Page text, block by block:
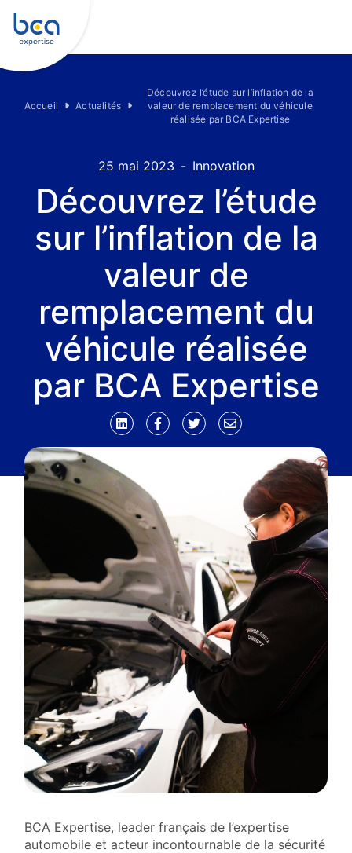
Accueil Actualités
Découvrez l’étude sur l’inflation de la
valeur de remplacement du véhicule
réalisée par BCA Expertise
25 mai 2023 - Innovation
Découvrez l’étude
sur l’inflation de la
valeur de
remplacement du
véhicule réalisée
par BCA Expertise
BCA Expertise, leader français de l’expertise
automobile et acteur incontournable de la sécurité